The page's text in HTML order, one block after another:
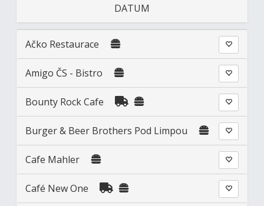
DATUM
Ačko Restaurace
Amigo ČS - Bistro
Bounty Rock Cafe
Burger & Beer Brothers Pod Limpou
Cafe Mahler
Café New One